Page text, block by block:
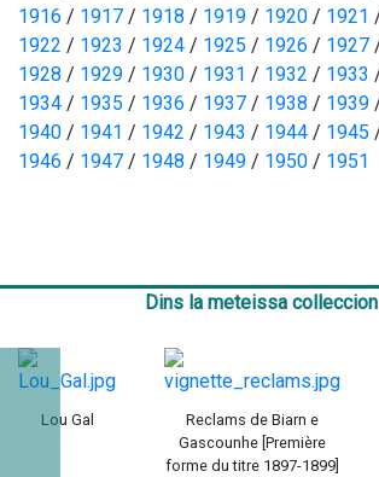
1916 / 1917 / 1918 / 1919 / 1920 / 1921
1922 / 1923 / 1924 / 1925 / 1926 / 1927
1928 / 1929 / 1930 / 1931 / 1932 / 1933
1934 / 1935 / 1936 / 1937 / 1938 / 1939
1940 / 1941 / 1942 / 1943 / 1944 / 1945
1946 / 1947 / 1948 / 1949 / 1950 / 1951
Dins la meteissa colleccion
Lou Gal
Reclams de Biarn e
Gascounhe [Première
forme du titre 1897-1899]